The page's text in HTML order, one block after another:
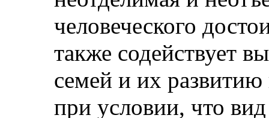
человеческого
также содействует
семей и их
при условии, что